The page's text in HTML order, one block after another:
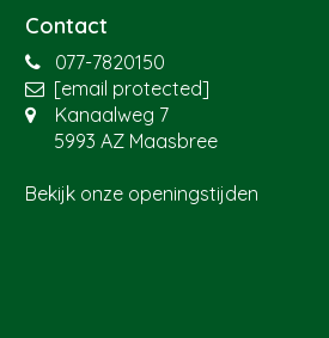
Contact
077-7820150
[email protected]
Kanaalweg 7
5993 AZ Maasbree
Bekijk onze openingstijden